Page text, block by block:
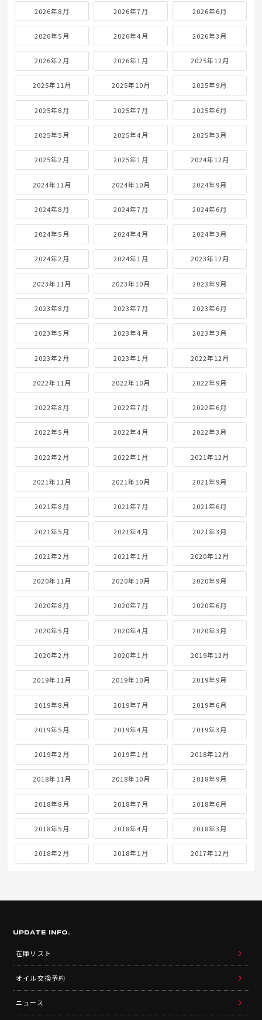
2026年8月 2026年7月 2026年6月
2026年5月 2026年4月 2026年3月
2026年2月 2026年1月 2025年12月
2025年11月 2025年10月 2025年9月
2025年8月 2025年7月 2025年6月
2025年5月 2025年4月 2025年3月
2025年2月 2025年1月 2024年12月
2024年11月 2024年10月 2024年9月
2024年8月 2024年7月 2024年6月
2024年5月 2024年4月 2024年3月
2024年2月 2024年1月 2023年12月
2023年11月 2023年10月 2023年9月
2023年8月 2023年7月 2023年6月
2023年5月 2023年4月 2023年3月
2023年2月 2023年1月 2022年12月
2022年11月 2022年10月 2022年9月
2022年8月 2022年7月 2022年6月
2022年5月 2022年4月 2022年3月
2022年2月 2022年1月 2021年12月
2021年11月 2021年10月 2021年9月
2021年8月 2021年7月 2021年6月
2021年5月 2021年4月 2021年3月
2021年2月 2021年1月 2020年12月
2020年11月 2020年10月 2020年9月
2020年8月 2020年7月 2020年6月
2020年5月 2020年4月 2020年3月
2020年2月 2020年1月 2019年12月
2019年11月 2019年10月 2019年9月
2019年8月 2019年7月 2019年6月
2019年5月 2019年4月 2019年3月
2019年2月 2019年1月 2018年12月
2018年11月 2018年10月 2018年9月
2018年8月 2018年7月 2018年6月
2018年5月 2018年4月 2018年3月
2018年2月 2018年1月 2017年12月
UPDATE INFO.
在庫リスト
オイル交換予約
ニュース